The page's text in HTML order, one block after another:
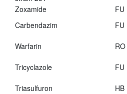
Zoxamide
FU
Carbendazim
FU
Warfarin
RO
Tricyclazole
FU
Triasulfuron
HB